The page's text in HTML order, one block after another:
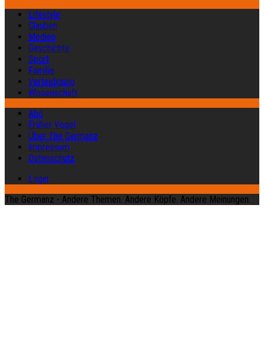
Lifestyle
Glauben
Medien
Geschichte
Sport
Familie
Verteidigung
Wissenschaft
Abo
Früher Vogel
Über The Germanz
Impressum
Datenschutz
Login
The Germanz - Andere Themen. Andere Köpfe. Andere Meinungen.